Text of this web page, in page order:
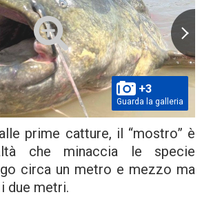
+3
Guarda la galleria
prime catture, il “mostro” è
che minaccia le specie
circa un metro e mezzo ma
due metri.